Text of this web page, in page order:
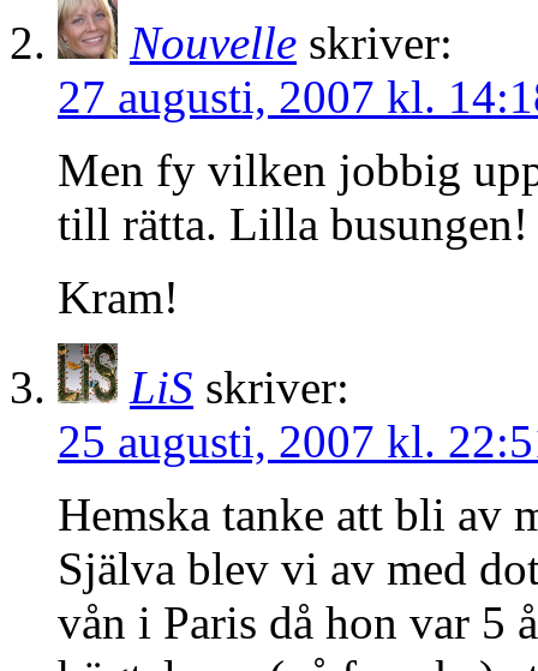
Nouvelle skriver:
27 augusti, 2007 kl.
Men fy vilken jobbig
till rätta. Lilla busungen!
Kram!
LiS skriver:
25 augusti, 2007 kl.
Hemska tanke att bli av
Själva blev vi av med
vån i Paris då hon var 5